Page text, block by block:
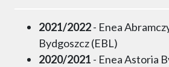
2021/2022- Enea
Bydgoszcz (EBL)
2020/2021 - Enea Astoria